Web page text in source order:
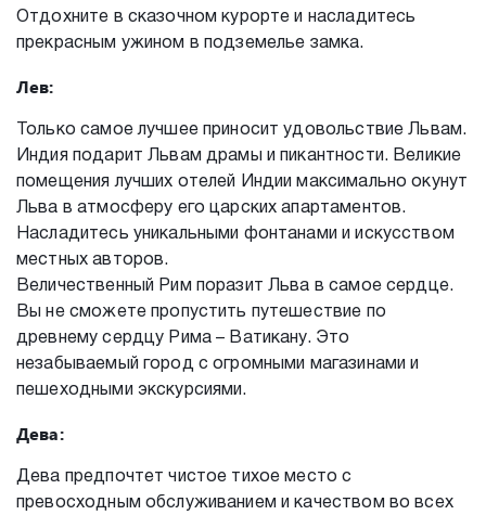
Отдохните в сказочном курорте и насладитесь
прекрасным ужином в подземелье замка.
Лев:
Только самое лучшее приносит удовольствие Львам.
Индия подарит Львам драмы и пикантности. Великие
помещения лучших отелей Индии максимально окунут
Льва в атмосферу его царских апартаментов.
Насладитесь уникальными фонтанами и искусством
местных авторов.
Величественный Рим поразит Льва в самое сердце.
Вы не сможете пропустить путешествие по
древнему сердцу Рима – Ватикану. Это
незабываемый город с огромными магазинами и
пешеходными экскурсиями.
Дева:
Дева предпочтет чистое тихое место с
превосходным обслуживанием и качеством во всех